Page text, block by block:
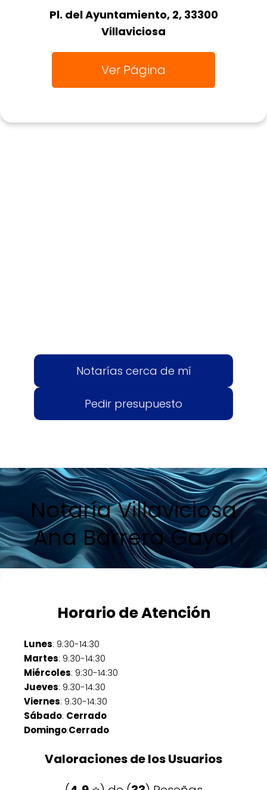
Pl. del Ayuntamiento, 2, 33300
Villaviciosa
Ver Página
Notarías cerca de mí
Pedir presupuesto
Notaría Villaviciosa
Ana Barrera Gayol
Horario de Atención
Lunes: 9:30-14:30
Martes: 9:30-14:30
Miércoles: 9:30-14:30
Jueves: 9:30-14:30
Viernes: 9:30-14:30
Sábado: Cerrado
Domingo:Cerrado
Valoraciones de los Usuarios